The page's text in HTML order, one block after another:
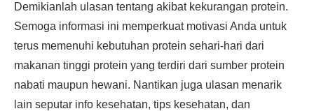
Demikianlah ulasan tentang akibat kekurangan protein.
Semoga informasi ini memperkuat motivasi Anda untuk
terus memenuhi kebutuhan protein sehari-hari dari
makanan tinggi protein yang terdiri dari sumber protein
nabati maupun hewani. Nantikan juga ulasan menarik
lain seputar info kesehatan, tips kesehatan, dan